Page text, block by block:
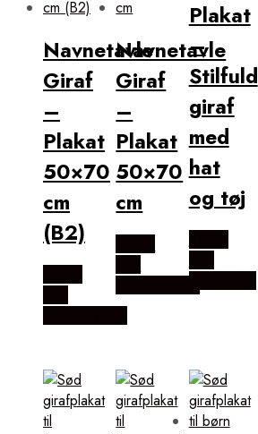
Navnetavle
Giraf
–
Plakat
50×70
cm
(B2)
Navnetavle
Giraf
–
Plakat
50×70
cm
Plakat
–
Stilfuld
giraf
med
hat
og tøj
Smartwall